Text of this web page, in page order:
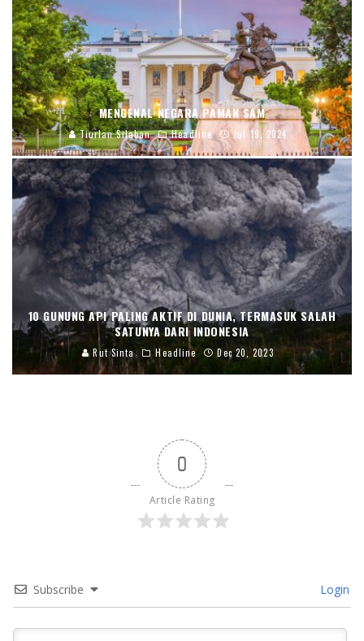
MENGENAL NEGARA PAMAN SAM
Tiurlan Silaban Headline Jul 19, 2024
10 GUNUNG API PALING AKTIF DI DUNIA, TERMASUK SALAH
SATUNYA DARI INDONESIA
Rut Sinta Headline Dec 20, 2023
0
Article Rating
Subscribe Login